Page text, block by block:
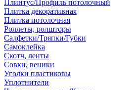
Плинтус/Профиль потолочный
Плитка декоративная
Плитка потолочная
Роллеты, ролшторы
Салфетки/Тряпки/Губки
Самоклейка
Скотч, ленты
Совки, веники
Уголки пластиковы
Уплотнители